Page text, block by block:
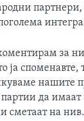
партнери,
за
ја споменавте,
нашите
да имаат
сметаат на